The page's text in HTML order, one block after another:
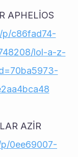
p/c86fad74-
lol-a-z-
0ee69007-